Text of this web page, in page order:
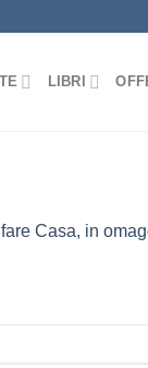
LIBRI
Casa, in